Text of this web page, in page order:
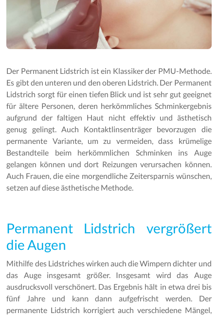
Der Permanent Lidstrich ist ein Klassiker der PMU-Methode.
Es gibt den unteren und den oberen Lidstrich. Der Permanent
Lidstrich sorgt für einen tiefen Blick und ist sehr gut geeignet
für ältere Personen, deren herkömmliches Schminkergebnis
aufgrund der faltigen Haut nicht effektiv und ästhetisch
genug gelingt. Auch Kontaktlinsenträger bevorzugen die
permanente Variante, um zu vermeiden, dass krümelige
Bestandteile beim herkömmlichen Schminken ins Auge
gelangen können und dort Reizungen verursachen können.
Auch Frauen, die eine morgendliche Zeitersparnis wünschen,
setzen auf diese ästhetische Methode.
Permanent Lidstrich vergrößert
die Augen
Mithilfe des Lidstriches wirken auch die Wimpern dichter und
das Auge insgesamt größer. Insgesamt wird das Auge
ausdrucksvoll verschönert. Das Ergebnis hält in etwa drei bis
fünf Jahre und kann dann aufgefrischt werden. Der
permanente Lidstrich korrigiert auch verschiedene Mängel,